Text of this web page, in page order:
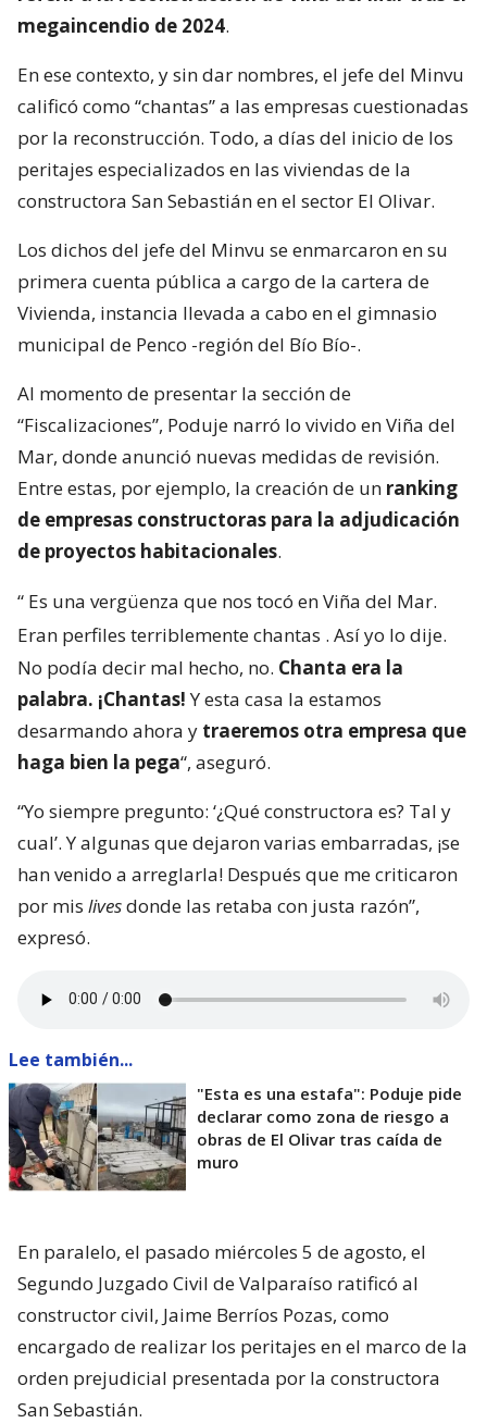
megaincendio de 2024.
En ese contexto, y sin dar nombres, el jefe del Minvu
calificó como “chantas” a las empresas cuestionadas
por la reconstrucción. Todo, a días del inicio de los
peritajes especializados en las viviendas de la
constructora San Sebastián en el sector El Olivar.
Los dichos del jefe del Minvu se enmarcaron en su
primera cuenta pública a cargo de la cartera de
Vivienda, instancia llevada a cabo en el gimnasio
municipal de Penco -región del Bío Bío-.
Al momento de presentar la sección de
“Fiscalizaciones”, Poduje narró lo vivido en Viña del
Mar, donde anunció nuevas medidas de revisión.
Entre estas, por ejemplo, la creación de un ranking
de empresas constructoras para la adjudicación
de proyectos habitacionales.
“ Es una vergüenza que nos tocó en Viña del Mar.
Eran perfiles terriblemente chantas . Así yo lo dije.
No podía decir mal hecho, no. Chanta era la
palabra. ¡Chantas!Y esta casa la estamos
desarmando ahora y traeremos otra empresa que
haga bien la pega“, aseguró.
“Yo siempre pregunto: ‘¿Qué constructora es? Tal y
cual’. Y algunas que dejaron varias embarradas, ¡se
han venido a arreglarla! Después que me criticaron
por mis livesdonde las retaba con justa razón”,
expresó.
Lee también...
"Esta es una estafa": Poduje pide
declarar como zona de riesgo a
obras de El Olivar tras caída de
muro
En paralelo, el pasado miércoles 5 de agosto, el
Segundo Juzgado Civil de Valparaíso ratificó al
constructor civil, Jaime Berríos Pozas, como
encargado de realizar los peritajes en el marco de la
orden prejudicial presentada por la constructora
San Sebastián.